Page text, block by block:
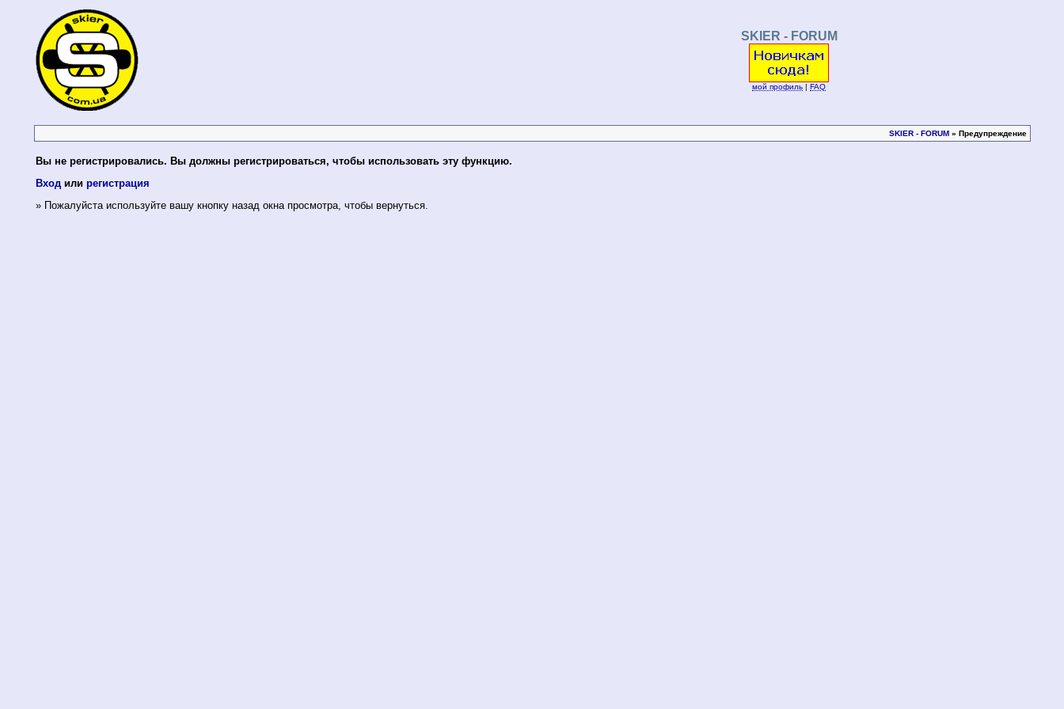
SKIER - FORUM
мой профиль | FAQ
SKIER - FORUM» Предупреждение
Вы не регистрировались. Вы должны регистрироваться, чтобы использовать эту функцию.
Входили регистрация
» Пожалуйста используйте вашу кнопку назад окна просмотра, чтобы вернуться.